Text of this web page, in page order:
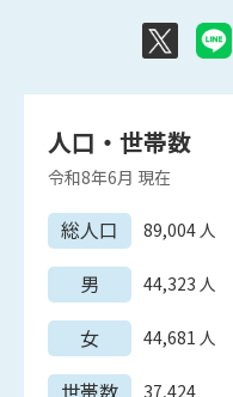
人口・世帯数
令和8年6月 現在
総人口 89,004 人
男 44,323 人
女 44,681 人
世帯数 37,424